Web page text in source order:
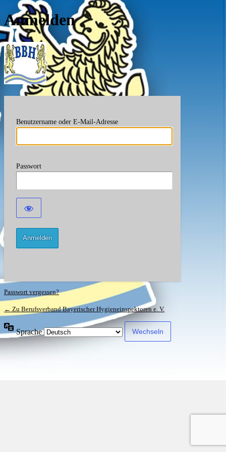
Anmelden
Berufsverband
Benutzername oder E-Mail-Adresse
Passwort
Passwort vergessen?
← Zu Berufsverband Bayerischer Hygieneinspektoren e. V.
Sprache